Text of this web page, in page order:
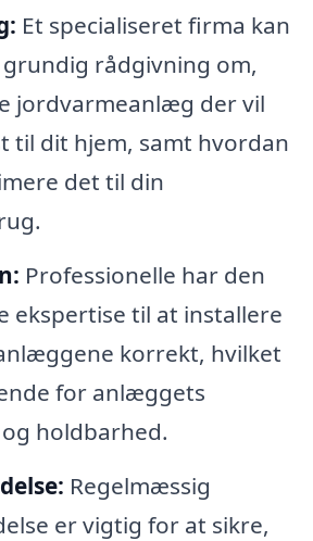
Et specialiseret firma kan
rådgivning om,
jordvarmeanlæg der vil
til dit hjem, samt hvordan
det til din
Professionelle har den
ekspertise til at installere
korrekt, hvilket
for anlæggets
holdbarhed.
Regelmæssig
er vigtig for at sikre,